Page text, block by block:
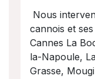
Nous
cannois et
Cannes La
la-Napoule,
Grasse,